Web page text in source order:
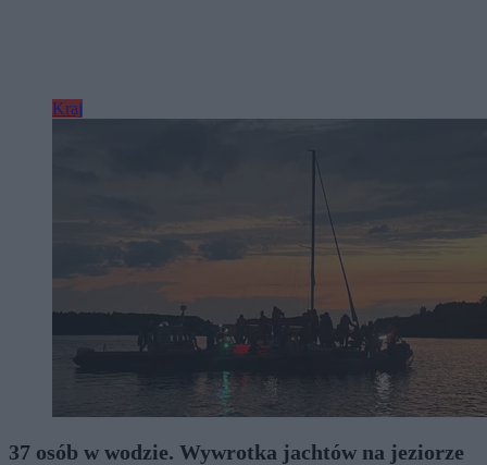
Kraj
37 osób w wodzie. Wywrotka jachtów na jeziorze